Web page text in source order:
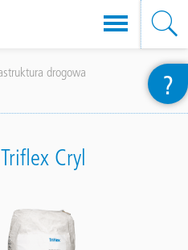
drogowa
Cryl
?